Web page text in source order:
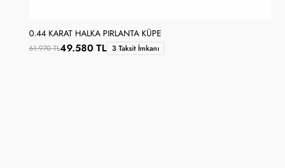
0.44 KARAT HALKA PIRLANTA KÜPE
61.970 TL49.580 TL 3 Taksit İmkanı